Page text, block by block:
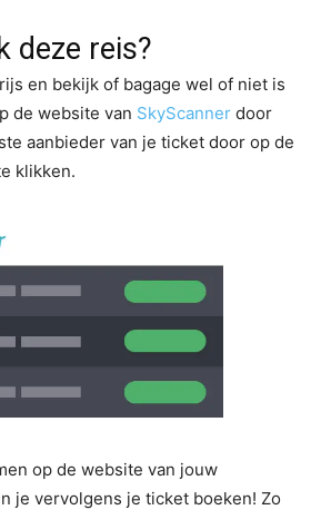
deze reis?
en bekijk of bagage wel of niet is
de website van SkyScanner door
aanbieder van je ticket door op de
klikken.
op de website van jouw
je vervolgens je ticket boeken! Zo